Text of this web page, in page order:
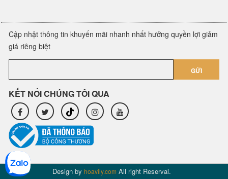
Cập nhật thông tin khuyến mãi nhanh nhất hưởng quyền lợi giảm
giá riêng biệt
GỬI
KẾT NỐI CHÚNG TÔI QUA
Design by hoavily.com All right Reserval.